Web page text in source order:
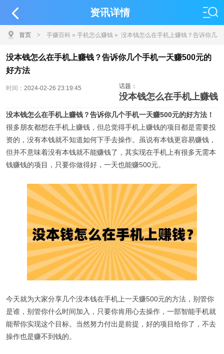
资讯详情
首页 > 手赚百科 » 手机怎么赚钱 » 没本钱怎么在手机上赚钱？告诉你几
个手机一天赚500元的好方法
没本钱怎么在手机上赚钱？告诉你几个手机一天赚500元的
好方法
时间： 2024-02-26 23:19:45 话题：
没本钱怎么在手机上赚钱
没本钱怎么在手机上赚钱？告诉你几个手机一天赚500元的好方法！
很多朋友都想在手机上赚钱，但总觉得手机上赚钱的项目都是需要投
资的，没有本钱就不知道如何下手去操作。虽说有本钱更容易赚钱，
但并不意味着没有本钱就不能赚钱了，其实现在手机上有很多无需本
钱赚钱的项目，只要你做得好，一天也能赚500元。
今天就为大家分享几个没本钱在手机上一天赚500元的方法，别管你
是谁，别管你什么时间加入，只要你肯用心去操作，一部智能手机就
能帮你实现这个目标。当然努力付出是前提，好的项目给你了，不去
操作也是赚不到钱的。